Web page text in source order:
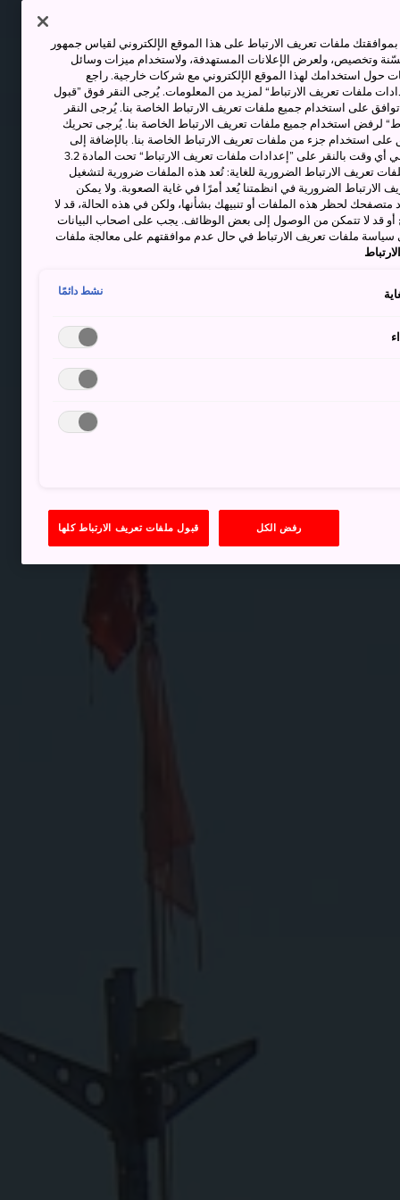
ملفات تعريف الارتباط على هذا الموقع الإلكتروني لقياس جمهور
وتخصيص، ولعرض الإعلانات المستهدفة، ولاستخدام ميزات وسائل
حول استخدامك لهذا الموقع الإلكتروني مع شركات خارجية. راجع
ملفات تعريف الارتباط“ لمزيد من المعلومات. يُرجى النقر فوق ”قبول
على استخدام جميع ملفات تعريف الارتباط الخاصة بنا. يُرجى النقر
لرفض استخدام جميع ملفات تعريف الارتباط الخاصة بنا. يُرجى تحريك
على استخدام جزء من ملفات تعريف الارتباط الخاصة بنا. بالإضافة إلى
ذلك، يمكنك تغيير موافقتك أو سحبها في أي وقت بالنقر على ”إعدادات ملفات تعريف الارتباط“ تحت المادة 3.2
تعريف الارتباط الضرورية للغاية: تُعد هذه الملفات ضرورية لتشغيل
الارتباط الضرورية في انظمتنا يُعد أمرًا في غاية الصعوبة. ولا يمكن
متصفحك لحظر هذه الملفات أو تنبيهك بشأنها، ولكن في هذه الحالة، قد لا
قد لا تتمكن من الوصول إلى بعض الوظائف. يجب على اصحاب البيانات
سياسة ملفات تعريف الارتباط في حال عدم موافقتهم على معالجة ملفات
نشط دائمًا
رفض الكل قبول ملفات تعريف الارتباط كلها